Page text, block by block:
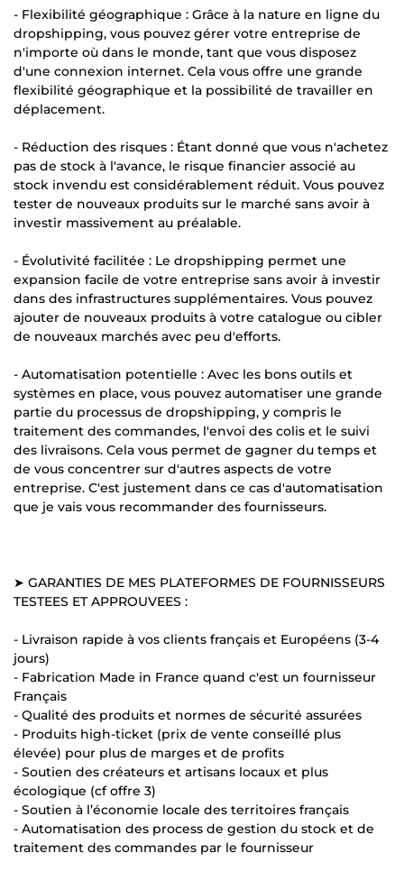
- Flexibilité géographique : Grâce à la nature en ligne du
dropshipping, vous pouvez gérer votre entreprise de
n'importe où dans le monde, tant que vous disposez
d'une connexion internet. Cela vous offre une grande
flexibilité géographique et la possibilité de travailler en
déplacement.
- Réduction des risques : Étant donné que vous n'achetez
pas de stock à l'avance, le risque financier associé au
stock invendu est considérablement réduit. Vous pouvez
tester de nouveaux produits sur le marché sans avoir à
investir massivement au préalable.
- Évolutivité facilitée : Le dropshipping permet une
expansion facile de votre entreprise sans avoir à investir
dans des infrastructures supplémentaires. Vous pouvez
ajouter de nouveaux produits à votre catalogue ou cibler
de nouveaux marchés avec peu d'efforts.
- Automatisation potentielle : Avec les bons outils et
systèmes en place, vous pouvez automatiser une grande
partie du processus de dropshipping, y compris le
traitement des commandes, l'envoi des colis et le suivi
des livraisons. Cela vous permet de gagner du temps et
de vous concentrer sur d'autres aspects de votre
entreprise. C'est justement dans ce cas d'automatisation
que je vais vous recommander des fournisseurs.
➤ GARANTIES DE MES PLATEFORMES DE FOURNISSEURS
TESTEES ET APPROUVEES :
- Livraison rapide à vos clients français et Européens (3-4
jours)
- Fabrication Made in France quand c'est un fournisseur
Français
- Qualité des produits et normes de sécurité assurées
- Produits high-ticket (prix de vente conseillé plus
élevée) pour plus de marges et de profits
- Soutien des créateurs et artisans locaux et plus
écologique (cf offre 3)
- Soutien à l’économie locale des territoires français
- Automatisation des process de gestion du stock et de
traitement des commandes par le fournisseur